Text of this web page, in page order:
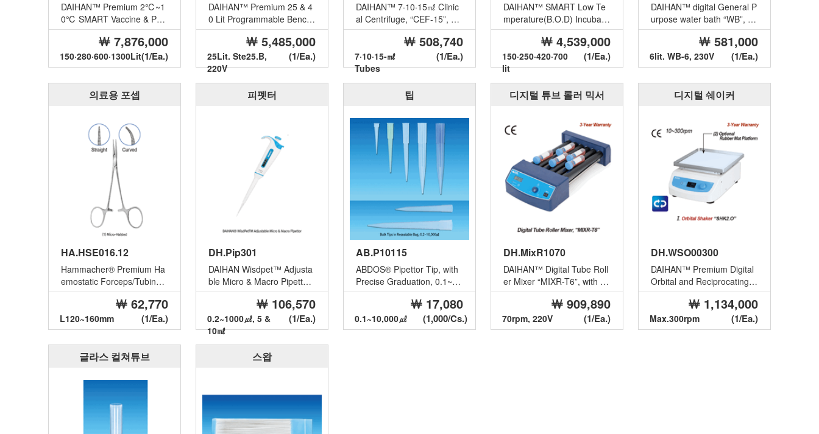
DAIHAN™ Premium 2℃~1
0℃ SMART Vaccine & Pha
rm. Refrigerator “Ref.P”, M
￦ 7,876,000
150·280·600·1300Lit(1/Ea.)
DAIHAN™ Premium 25 & 4
0 Lit Programmable Bench-
top Front Door Steam Steril
￦ 5,485,000
25Lit. Ste25.B,
220V
(1/Ea.)
DAIHAN™ 7·10·15㎖ Clinic
al Centrifuge, “CEF-15”, 4,
000rpm, Max. 15㎖×8, Med
￦ 508,740
7·10·15-㎖
Tubes
(1/Ea.)
DAIHAN™ SMART Low Te
mperature(B.O.D) Incubato
r “ThermoStableTM SIR”, 1
￦ 4,539,000
150·250·420·700
lit
(1/Ea.)
DAIHAN™ digital General P
urpose water bath “WB”, Di
gital fuzzy control syste...
￦ 581,000
6lit. WB-6, 230V (1/Ea.)
의료용 포셉
HA.HSE016.12
Hammacher® Premium Ha
emostatic Forceps/Tubing
Clamp, with Serrated Clam
￦ 62,770
L120~160mm (1/Ea.)
피펫터
DH.Pip301
DAIHAN Wisdpet™ Adjusta
ble Micro & Macro Pipettor,
with Ultra Low Dead Air S...
￦ 106,570
0.2~1000㎕, 5 &
10㎖
(1/Ea.)
팁
AB.P10115
ABDOS® Pipettor Tip, with
Precise Graduation, 0.1~1
0,000㎕ With Bulk·Rack·St
￦ 17,080
0.1~10,000㎕ (1,000/Cs.)
디지털 튜브 롤러 믹서
DH.MixR1070
DAIHAN™ Digital Tube Roll
er Mixer “MIXR-T6”, with 6
Rollers, Rocking & Rolli...
￦ 909,890
70rpm, 220V (1/Ea.)
디지털 쉐이커
DH.WSO00300
DAIHAN™ Premium Digital
Orbital and Reciprocating S
haker “SHK2.O” & “SHK2.
￦ 1,134,000
Max.300rpm (1/Ea.)
글라스 컬쳐튜브 스왑